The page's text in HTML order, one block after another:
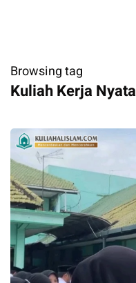
Browsing tag
Kuliah Kerja Nyata